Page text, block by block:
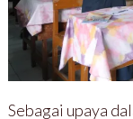
Sebagai upaya